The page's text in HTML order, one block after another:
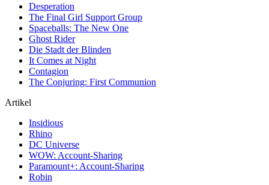
Desperation
The Final Girl Support Group
Spaceballs: The New One
Ghost Rider
Die Stadt der Blinden
It Comes at Night
Contagion
The Conjuring: First Communion
Artikel
Insidious
Rhino
DC Universe
WOW: Account-Sharing
Paramount+: Account-Sharing
Robin